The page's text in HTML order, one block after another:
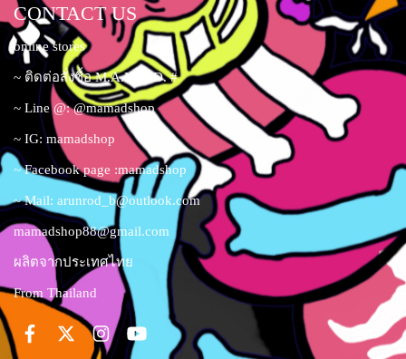
CONTACT US
online stores
~ ติดต่อสั่งซื้อ M.A.M.A.D. #
~ Line @: @mamadshop
~ IG: mamadshop
~ Facebook page :mamadshop
~ Mail: arunrod_b@outlook.com
mamadshop88@gmail.com
ผลิตจากประเทศไทย
From Thailand